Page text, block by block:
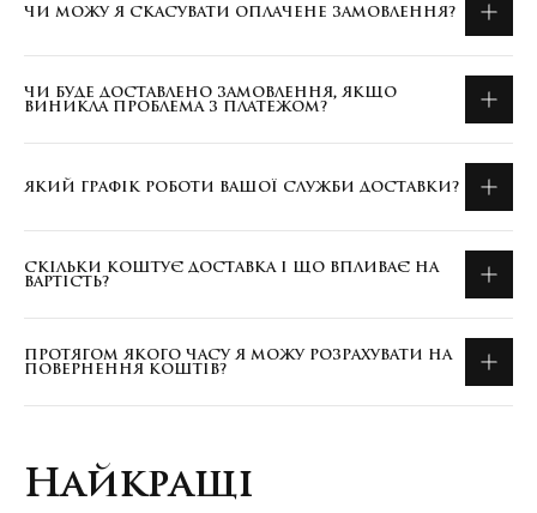
ЧИ МОЖУ Я СКАСУВАТИ ОПЛАЧЕНЕ ЗАМОВЛЕННЯ?
ЧИ БУДЕ ДОСТАВЛЕНО ЗАМОВЛЕННЯ, ЯКЩО
ВИНИКЛА ПРОБЛЕМА З ПЛАТЕЖОМ?
ЯКИЙ ГРАФІК РОБОТИ ВАШОЇ СЛУЖБИ ДОСТАВКИ?
СКІЛЬКИ КОШТУЄ ДОСТАВКА І ЩО ВПЛИВАЄ НА
ВАРТІСТЬ?
ПРОТЯГОМ ЯКОГО ЧАСУ Я МОЖУ РОЗРАХУВАТИ НА
ПОВЕРНЕННЯ КОШТІВ?
Найкращі